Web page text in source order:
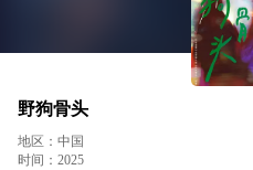
野狗骨头
地区：中国
时间：2025